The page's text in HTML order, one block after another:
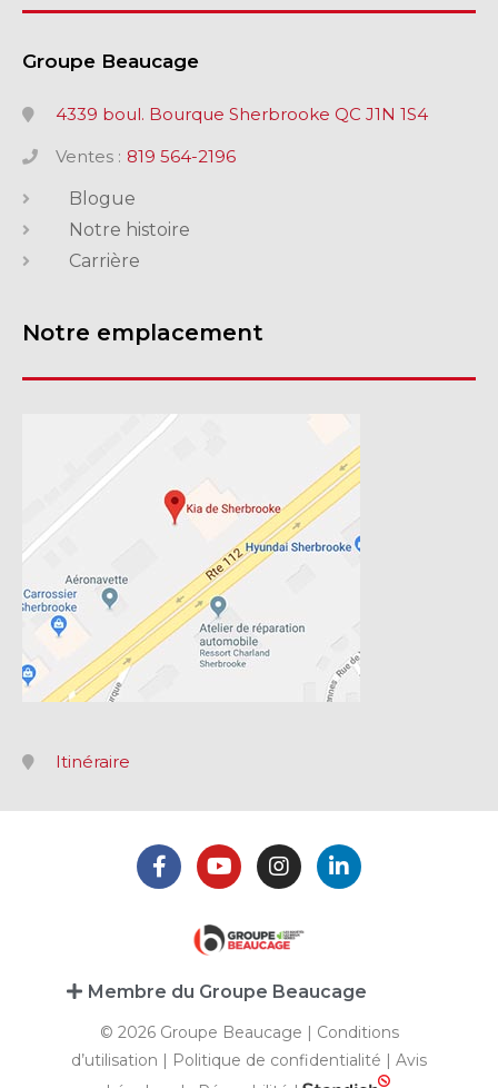
Groupe Beaucage
4339 boul. Bourque Sherbrooke QC J1N 1S4
Ventes : 819 564-2196
Blogue
Notre histoire
Carrière
Notre emplacement
Itinéraire
Membre du Groupe Beaucage
© 2026 Groupe Beaucage | Conditions
d’utilisation
Politique de confidentialité
Avis